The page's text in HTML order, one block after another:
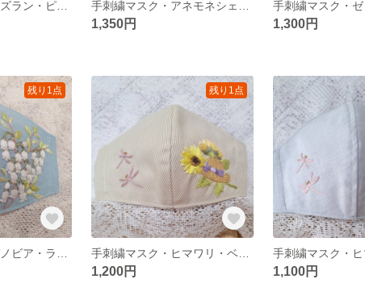
1,350円 1,300円
残り1点 残り1点
手刺繍マスク・ヒマワリ・ベージュストライプ・S・No.28
1,200円 1,100円